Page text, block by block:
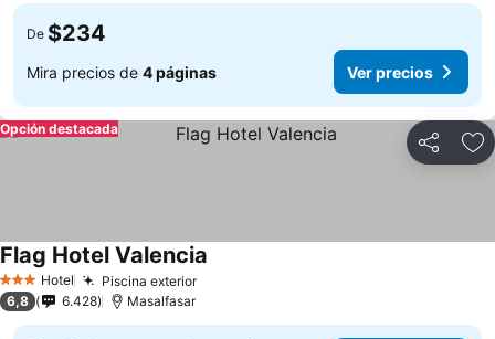
De $234
Mira precios de 4 páginas Ver precios
Compartir
Opción destacada
3 Estrellas
Hotel Piscina exterior
Flag Hotel Valencia
6,8 6.428 Masalfasar